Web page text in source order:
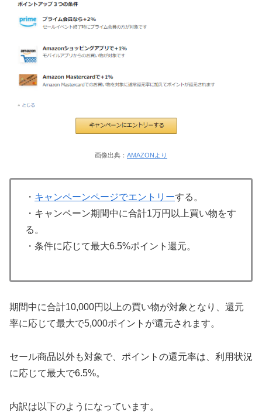
画像出典： AMAZONより
・ キャンペーンページでエントリーする。
・キャンペーン期間中に合計1万円以上買い物をす
る。
・条件に応じて最大6.5%ポイント還元。
期間中に合計10,000円以上の買い物が対象となり、還元
率に応じて最大で5,000ポイントが還元されます。
セール商品以外も対象で、ポイントの還元率は、利用状況
に応じて最大で6.5%。
内訳は以下のようになっています。